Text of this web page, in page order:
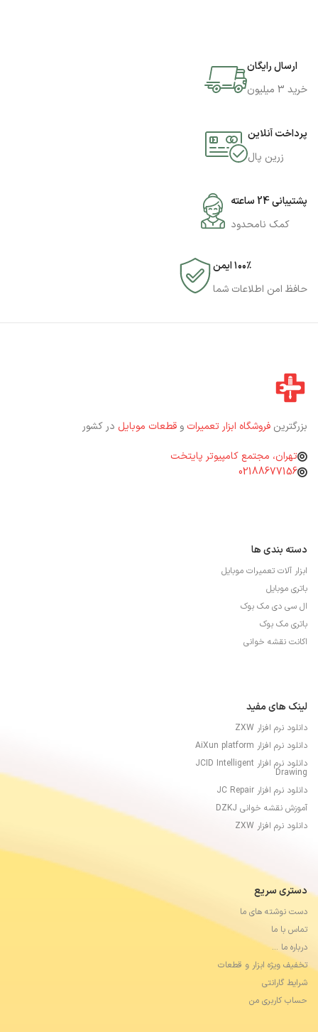
ارسال رایگان
خرید 3 میلیون
پرداخت آنلاین
زرین پال
پشتیبانی 24 ساعته
کمک نامحدود
۱۰۰٪ ایمن
حافظ امن اطلاعات شما
بزرگترین فروشگاه ابزار تعمیرات و قطعات موبایل در کشور
تهران، مجتمع کامپیوتر پایتخت
02188677156
دسته بندی ها
ابزار آلات تعمیرات موبایل
باتری موبایل
ال سی دی مک بوک
باتری مک بوک
اکانت نقشه خوانی
لینک های مفید
دانلود نرم افزار ZXW
دانلود نرم افزار AiXun platform
دانلود نرم افزار JCID Intelligent
Drawing
دانلود نرم افزار JC Repair
آموزش نقشه خوانی DZKJ
دانلود نرم افزار ZXW
دستری سریع
دست نوشته های ما
تماس با ما
درباره ما …
تخفیف ویژه ابزار و قطعات
شرایط گارانتی
حساب کاربری من